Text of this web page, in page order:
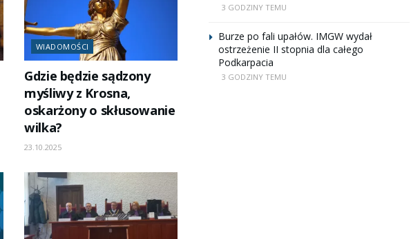
WIADOMOŚCI
Gdzie będzie sądzony
myśliwy z Krosna,
oskarżony o skłusowanie
wilka?
23.10.2025
3 GODZINY TEMU
Burze po fali upałów. IMGW wydał
ostrzeżenie II stopnia dla całego
Podkarpacia
3 GODZINY TEMU